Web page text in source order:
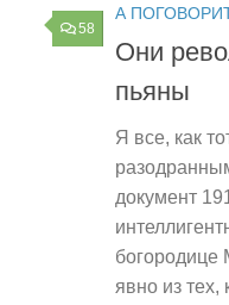
58
А
Они
пьяны
Я все, как
документ
явно из